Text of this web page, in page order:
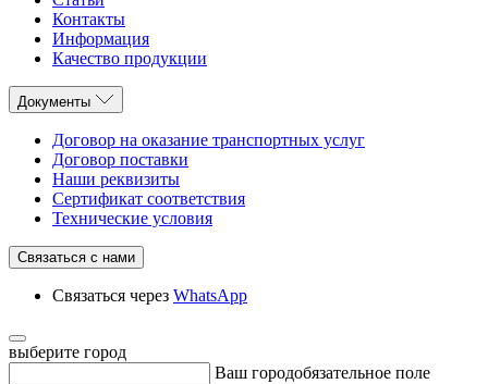
Контакты
Информация
Качество продукции
Документы
Договор на оказание транспортных услуг
Договор поставки
Наши реквизиты
Сертификат соответствия
Технические условия
Связаться с нами
Связаться через WhatsApp
выберите город
Ваш городобязательное поле